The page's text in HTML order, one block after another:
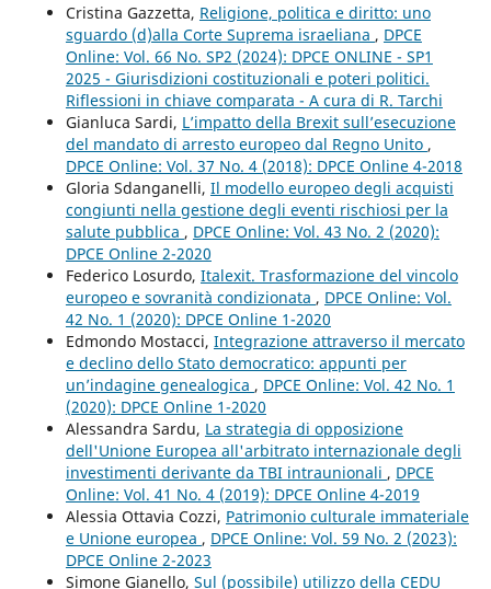
Cristina Gazzetta, Religione, politica e diritto: uno
sguardo (d)alla Corte Suprema israeliana , DPCE
Online: Vol. 66 No. SP2 (2024): DPCE ONLINE - SP1
2025 - Giurisdizioni costituzionali e poteri politici.
Riflessioni in chiave comparata - A cura di R. Tarchi
Gianluca Sardi, L’impatto della Brexit sull’esecuzione
del mandato di arresto europeo dal Regno Unito ,
DPCE Online: Vol. 37 No. 4 (2018): DPCE Online 4-2018
Gloria Sdanganelli, Il modello europeo degli acquisti
congiunti nella gestione degli eventi rischiosi per la
salute pubblica , DPCE Online: Vol. 43 No. 2 (2020):
DPCE Online 2-2020
Federico Losurdo, Italexit. Trasformazione del vincolo
europeo e sovranità condizionata , DPCE Online: Vol.
42 No. 1 (2020): DPCE Online 1-2020
Edmondo Mostacci, Integrazione attraverso il mercato
e declino dello Stato democratico: appunti per
un’indagine genealogica , DPCE Online: Vol. 42 No. 1
(2020): DPCE Online 1-2020
Alessandra Sardu, La strategia di opposizione
dell'Unione Europea all'arbitrato internazionale degli
investimenti derivante da TBI intraunionali , DPCE
Online: Vol. 41 No. 4 (2019): DPCE Online 4-2019
Alessia Ottavia Cozzi, Patrimonio culturale immateriale
e Unione europea , DPCE Online: Vol. 59 No. 2 (2023):
DPCE Online 2-2023
Simone Gianello, Sul (possibile) utilizzo della CEDU